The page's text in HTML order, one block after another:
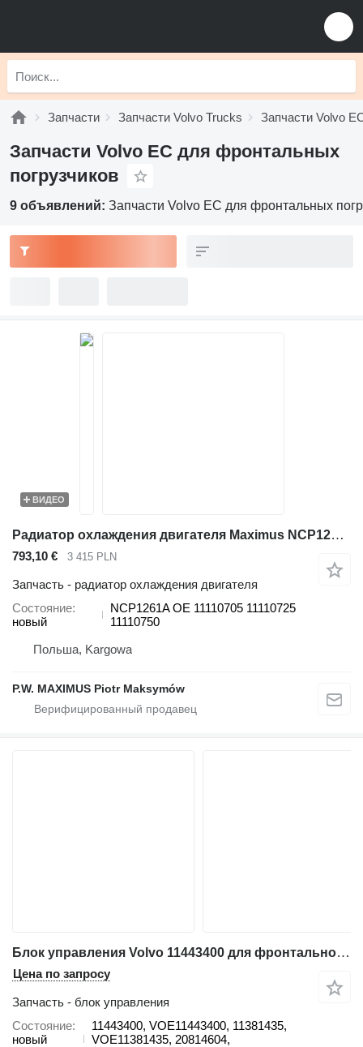
Запчасти Запчасти Volvo Trucks Запчасти Volvo
Запчасти Volvo EC для фронтальных
погрузчиков
9 объявлений: Запчасти Volvo EC для фронтальных
ВИДЕО
Радиатор охлаждения двигателя Maximus NCP1261A для фронтального погрузчика Volvo EC240 , EC290 , FC2924 , FC3329 , L60 , L70 , L90 , L110 , L120
793,10 € 3 415 PLN
Запчасть - радиатор охлаждения двигателя
Состояние
новый
NCP1261A OE 11110705 11110725
11110750
Польша, Kargowa
P.W. MAXIMUS Piotr Maksymów
Блок управления Volvo 11443400 для фронтального погрузчика Volvo EC120D/C, EC160D/C, EC180C/D, EC210D/C, EC220D, EC290C, EC300D, EC330C, EC380D, EC480D, L70F, L60F, L90F, L110E, L120E, A25F, A25F/G, A25G, A30F, A30F/G, A30G, A35F, A35F FS, A35F/G, A35F/G FS, A35G, A40F, A40F FS, A40F/G, A40F/G FS, A40G, A45G, A45G FS, A60H
Цена по запросу
Запчасть - блок управления
Состояние
новый
11443400, VOE11443400, 11381435,
VOE11381435, 20814604,